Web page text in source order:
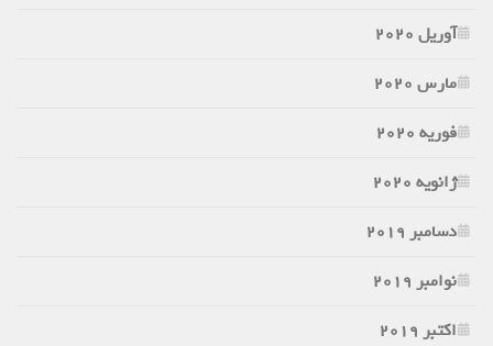
آوریل 2020
مارس 2020
فوریه 2020
ژانویه 2020
دسامبر 2019
نوامبر 2019
اکتبر 2019